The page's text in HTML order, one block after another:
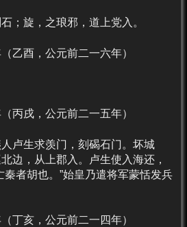
旋，之琅邪，道上党入。
酉，公元前二一六年）
戌，公元前二一五年）
生求羡门，刻碣石门。坏城
边，从上郡入。卢生使入海还，
秦者胡也。”始皇乃遣将军蒙恬发兵
亥，公元前二一四年）